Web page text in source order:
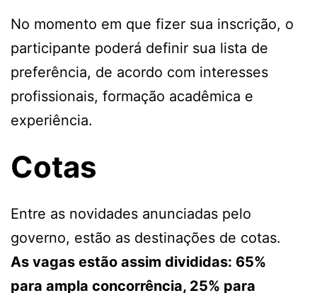
No momento em que fizer sua inscrição, o
participante poderá definir sua lista de
preferência, de acordo com interesses
profissionais, formação acadêmica e
experiência.
Cotas
Entre as novidades anunciadas pelo
governo, estão as destinações de cotas.
As vagas estão assim divididas: 65%
para ampla concorrência, 25% para